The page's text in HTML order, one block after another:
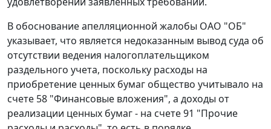
В обоснование апелляционной жалобы ОАО "ОБ"
указывает, что является недоказанным вывод суда об
отсутствии ведения налогоплательщиком
раздельного учета, поскольку расходы на
приобретение ценных бумаг общество учитывало на
счете 58 "Финансовые вложения", а доходы от
реализации ценных бумаг - на счете 91 "Прочие